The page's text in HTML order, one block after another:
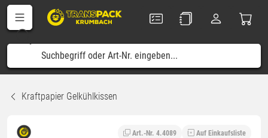
Kraftpapier Gelkühlkissen
Art.-Nr. 4.4089 Auf Einkaufsliste